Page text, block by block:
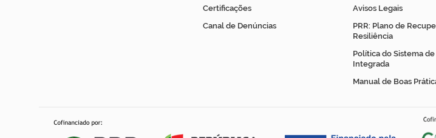
Certificações
Canal de Denúncias
Avisos Legais
PRR: Plano de
Resiliência
Política do Sistema
Integrada
Manual de Boas